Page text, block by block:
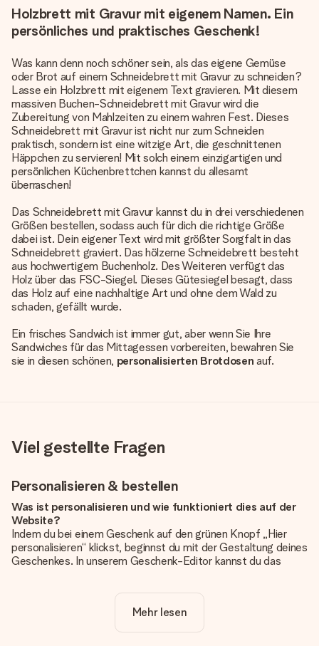
Holzbrett mit Gravur mit eigenem Namen. Ein
persönliches und praktisches Geschenk!
Was kann denn noch schöner sein, als das eigene Gemüse
oder Brot auf einem Schneidebrett mit Gravur zu schneiden?
Lasse ein Holzbrett mit eigenem Text gravieren. Mit diesem
massiven Buchen-Schneidebrett mit Gravur wird die
Zubereitung von Mahlzeiten zu einem wahren Fest. Dieses
Schneidebrett mit Gravur ist nicht nur zum Schneiden
praktisch, sondern ist eine witzige Art, die geschnittenen
Häppchen zu servieren! Mit solch einem einzigartigen und
persönlichen Küchenbrettchen kannst du allesamt
überraschen!
Das Schneidebrett mit Gravur kannst du in drei verschiedenen
Größen bestellen, sodass auch für dich die richtige Größe
dabei ist. Dein eigener Text wird mit größter Sorgfalt in das
Schneidebrett graviert. Das hölzerne Schneidebrett besteht
aus hochwertigem Buchenholz. Des Weiteren verfügt das
Holz über das FSC-Siegel. Dieses Gütesiegel besagt, dass
das Holz auf eine nachhaltige Art und ohne dem Wald zu
schaden, gefällt wurde.
Ein frisches Sandwich ist immer gut, aber wenn Sie Ihre
Sandwiches für das Mittagessen vorbereiten, bewahren Sie
sie in diesen schönen, personalisierten Brotdosen auf.
Viel gestellte Fragen
Personalisieren & bestellen
Was ist personalisieren und wie funktioniert dies auf der
Website?
Indem du bei einem Geschenk auf den grünen Knopf „Hier
personalisieren“ klickst, beginnst du mit der Gestaltung deines
Geschenkes. In unserem Geschenk-Editor kannst du das
noch eines unserer angebotenen Designs, um deinem
Geschenk die perfekte Ausstrahlung zu verleihen.
Mehr lesen